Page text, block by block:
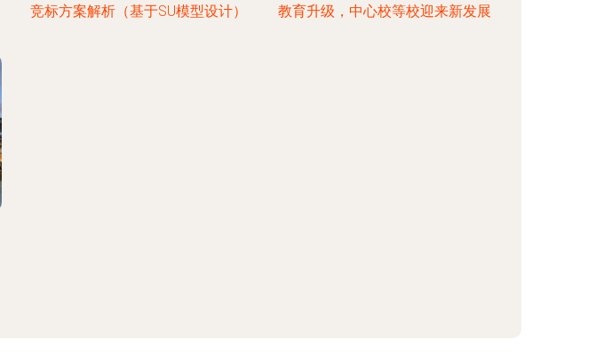
竞标方案解析（基于SU模型设计）
教育升级，中心校等校迎来新发展